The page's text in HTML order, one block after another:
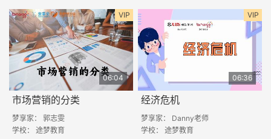
VIP
06:04
市场营销的分类
梦享家： 郭志雯
学校： 途梦教育
VIP
06:36
经济危机
梦享家： Danny老师
学校： 途梦教育